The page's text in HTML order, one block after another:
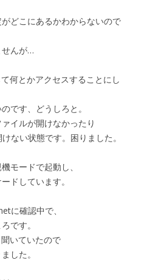
どこにあるかわからないので
せんが…
何とかアクセスすることにし
です、どうしろと。
イルが開けなかったり
ない状態です。困りました。
モードで起動し、
ドしています。
に確認中で、
です。
いていたので
した。